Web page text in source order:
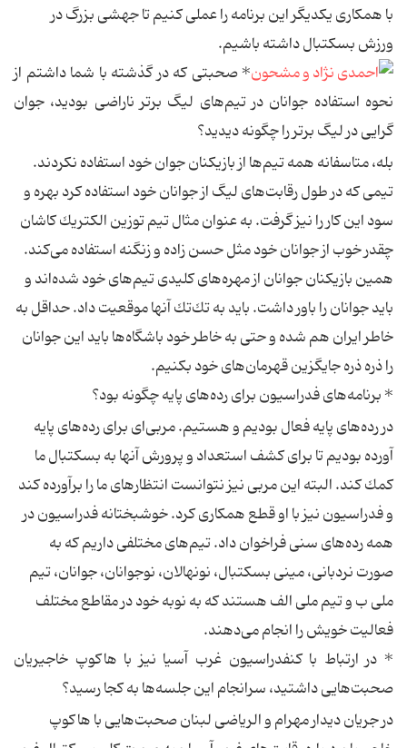
با همكاری یكدیگر این برنامه را عملی كنیم تا جهشی بزرگ در
ورزش بسكتبال داشته باشیم.
*‌ صحبتی كه در گذشته با شما داشتم از
نحوه استفاده جوانان در تیم‌های لیگ برتر ناراضی بودید، جوان
گرایی در لیگ برتر را چگونه دیدید؟
بله، متاسفانه همه تیم‌ها از بازیكنان جوان خود استفاده نكردند.
تیمی كه در طول رقابت‌های لیگ از جوانان خود استفاده كرد بهره و
سود این كار را نیز گرفت. به عنوان مثال تیم توزین الكتریك كاشان
چقدر خوب از جوانان خود مثل حسن زاده و زنگنه استفاده می‌كند.
همین بازیكنان جوانان از مهره‌های كلیدی تیم‌های خود شده‌اند و
باید جوانان را باور داشت. باید به تك‌تك آنها موقعیت داد. حداقل به
خاطر ایران هم شده و حتی به خاطر خود باشگاه‌ها باید این جوانان
را ذره ذره جایگزین قهرمان‌های خود بكنیم.
*‌ برنامه‌های فدراسیون برای رده‌های پایه چگونه بود؟
در رده‌های پایه فعال بودیم و هستیم. مربی‌ای برای رده‌های پایه
آورده بودیم تا برای كشف استعداد و پرورش آنها به بسكتبال ما
كمك كند. البته این مربی نیز نتوانست انتظارهای ما را برآورده كند
و فدراسیون نیز با او قطع همكاری كرد. خوشبختانه فدراسیون در
همه رده‌های سنی فراخوان داد. تیم‌های مختلفی داریم كه به
صورت نردبانی، مینی بسكتبال، نونهالان، نوجوانان، جوانان، تیم
ملی ب و تیم ملی الف هستند كه به نوبه خود در مقاطع مختلف
فعالیت خویش را انجام می‌دهند.
*‌ در ارتباط با كنفدراسیون غرب آسیا نیز با هاكوپ خاجیریان
صحبت‌هایی داشتید، سرانجام این جلسه‌ها به كجا رسید؟
در جریان دیدار مهرام و الریاضی لبنان صحبت‌هایی با هاكوپ